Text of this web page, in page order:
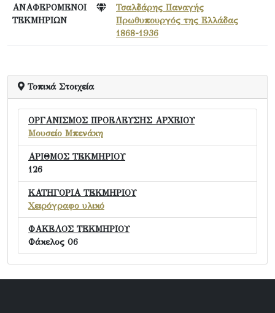
ΑΝΑΦΕΡΟΜΕΝΟΙ
ΤΕΚΜΗΡΙΩΝ
Τσαλδάρης Παναγής
Πρωθυπουργός της Ελλάδας
1868-1936
Τοπικά Στοιχεία
ΟΡΓΑΝΙΣΜΟΣ ΠΡΟΕΛΕΥΣΗΣ ΑΡΧΕΙΟΥ
Μουσείο Μπενάκη
ΑΡΙΘΜΟΣ ΤΕΚΜΗΡΙΟΥ
126
ΚΑΤΗΓΟΡΙΑ ΤΕΚΜΗΡΙΟΥ
Χειρόγραφο υλικό
ΦΑΚΕΛΟΣ ΤΕΚΜΗΡΙΟΥ
Φάκελος 06